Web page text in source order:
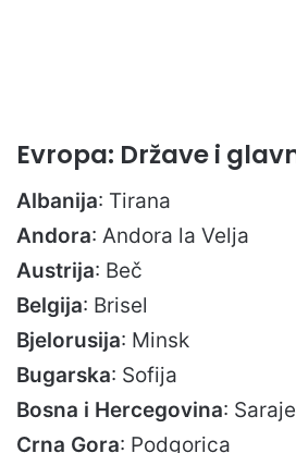
Evropa: Države i
Albanija: Tirana
Andora: Andora la Velja
Austrija: Beč
Belgija: Brisel
Bjelorusija: Minsk
Bugarska: Sofija
Bosna i Hercegovina:
Crna Gora: Podgorica